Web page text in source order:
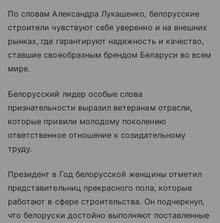
По словам Александра Лукашенко, белорусские
строители чувствуют себя уверенно и на внешних
рынках, где гарантируют надежность и качество,
ставшие своеобразным брендом Беларуси во всем
мире.
Белорусский лидер особые слова
признательности выразил ветеранам отрасли,
которые привили молодому поколению
ответственное отношение к созидательному
труду.
Президент в Год белорусской женщины отметил
представительниц прекрасного пола, которые
работают в сфере строительства. Он подчеркнул,
что белоруски достойно выполняют поставленные